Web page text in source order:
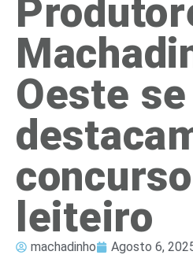
Oeste se
concurso
leiteiro
machadinho Agosto 6,